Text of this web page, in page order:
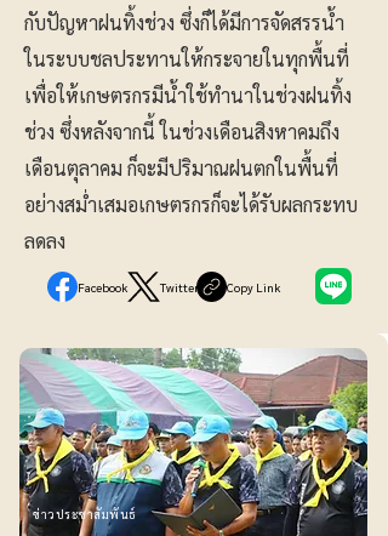
กับปัญหาฝนทิ้งช่วง ซึ่งก็ได้มีการจัดสรรน้ำ
ในระบบชลประทานให้กระจายในทุกพื้นที่
เพื่อให้เกษตรกรมีน้ำใช้ทำนาในช่วงฝนทิ้ง
ช่วง ซึ่งหลังจากนี้ ในช่วงเดือนสิงหาคมถึง
เดือนตุลาคม ก็จะมีปริมาณฝนตกในพื้นที่
อย่างสม่ำเสมอเกษตรกรก็จะได้รับผลกระทบ
ลดลง
Facebook Twitter Copy Link
ข่าวประชาสัมพันธ์